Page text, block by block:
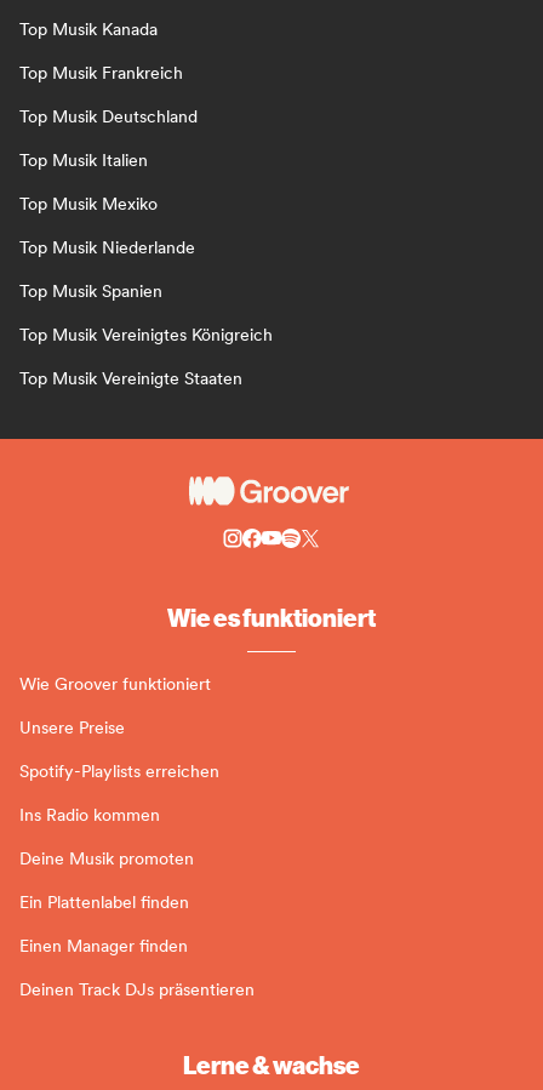
Top Musik Kanada
Top Musik Frankreich
Top Musik Deutschland
Top Musik Italien
Top Musik Mexiko
Top Musik Niederlande
Top Musik Spanien
Top Musik Vereinigtes Königreich
Top Musik Vereinigte Staaten
Wie es funktioniert
Wie Groover funktioniert
Unsere Preise
Spotify-Playlists erreichen
Ins Radio kommen
Deine Musik promoten
Ein Plattenlabel finden
Einen Manager finden
Deinen Track DJs präsentieren
Lerne & wachse